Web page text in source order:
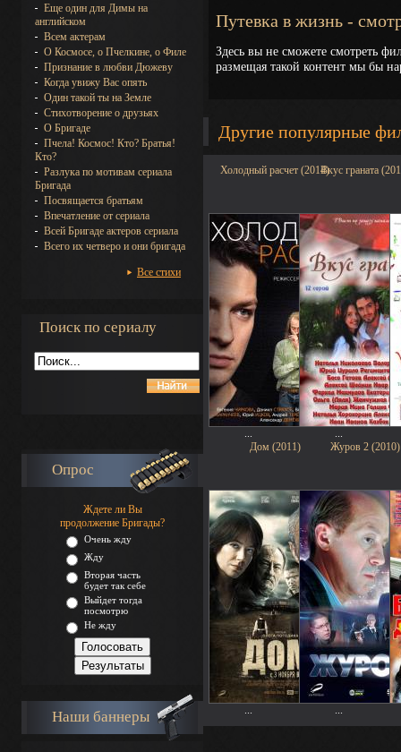
Еще один для Димы на
английском
Всем актерам
О Космосе, о Пчелкине, о Филе
Признание в любви Дюжеву
Когда увижу Вас опять
Один такой ты на Земле
Стихотворение о друзьях
О Бригаде
Пчела! Космос! Кто? Братья!
Кто?
Разлука по мотивам сериала
Бригада
Посвящается братьям
Впечатление от сериала
Всей Бригаде актеров сериала
Всего их четверо и они бригада
Все стихи
Поиск по сериалу
Опрос
Ждете ли Вы
продолжение Бригады?
Очень жду
Жду
Вторая часть
будет так себе
Выйдет тогда
посмотрю
Не жду
Наши баннеры
Путевка в жизнь -
Здесь вы не сможете смотреть
размещая такой контент мы бы
Другие популярные
Холодный расчет (2014)
...
Вкус граната
...
Дом (2011)
...
Журов 2 (2010)
...